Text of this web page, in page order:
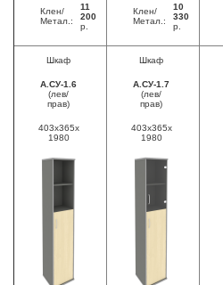
Клен/
Метал.:
11
200
р.
Клен/
Метал.:
10
330
р.
Шкаф
А.СУ-1.6
(лев/
прав)
403x365x
1980
Шкаф
А.СУ-1.7
(лев/
прав)
403x365x
1980